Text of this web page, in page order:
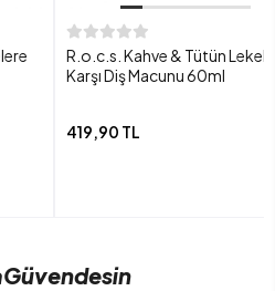
R.o.c.s. Kahve & Tütün
Karşı Diş Macunu 60ml
419,90 TL
Güvendesin